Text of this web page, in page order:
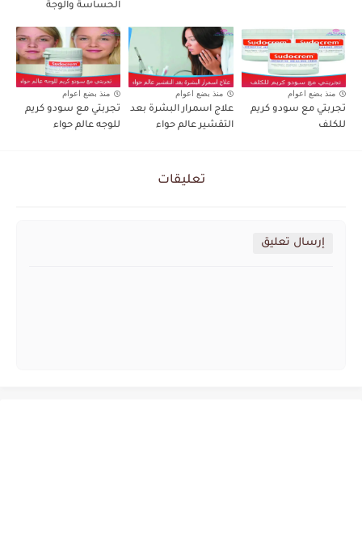
الحساسة والوجة
منذ بضع اعوام
تجربتي مع سودو كريم
للكلف
منذ بضع اعوام
علاج اسمرار البشرة بعد
التقشير عالم حواء
منذ بضع اعوام
تجربتي مع سودو كريم
للوجه عالم حواء
تعليقات
إرسال تعليق